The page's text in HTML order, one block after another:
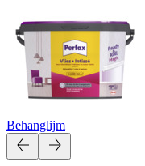
Behanglijm